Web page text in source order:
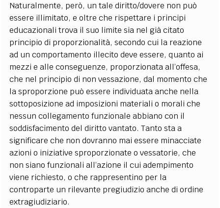
Naturalmente, però, un tale diritto/dovere non può
essere illimitato, e oltre che rispettare i principi
educazionali trova il suo limite sia nel già citato
principio di proporzionalità, secondo cui la reazione
ad un comportamento illecito deve essere, quanto ai
mezzi e alle conseguenze, proporzionata all’offesa,
che nel principio di non vessazione, dal momento che
la sproporzione può essere individuata anche nella
sottoposizione ad imposizioni materiali o morali che
nessun collegamento funzionale abbiano con il
soddisfacimento del diritto vantato. Tanto sta a
significare che non dovranno mai essere minacciate
azioni o iniziative sproporzionate o vessatorie, che
non siano funzionali all’azione il cui adempimento
viene richiesto, o che rappresentino per la
controparte un rilevante pregiudizio anche di ordine
extragiudiziario.